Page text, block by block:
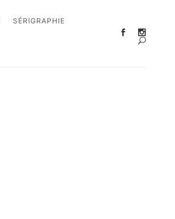
SÉRIGRAPHIE